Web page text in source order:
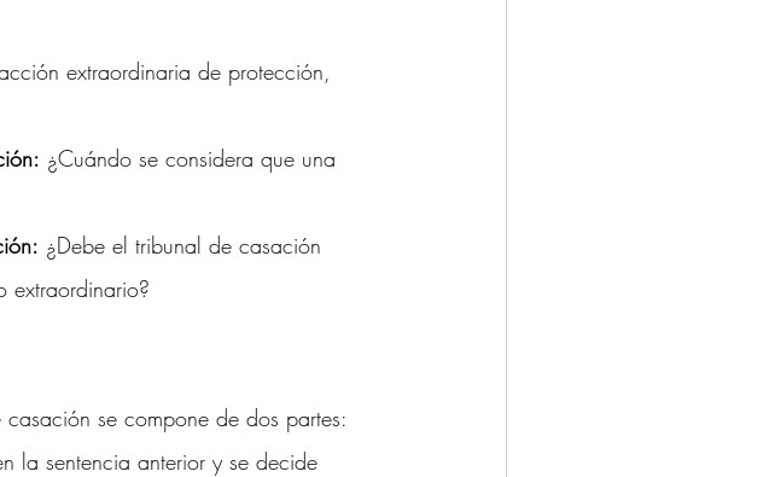
extraordinaria de protección,
¿Cuándo se considera que una
¿Debe el tribunal de casación
extraordinario?
se compone de dos partes:
la sentencia anterior y se decide